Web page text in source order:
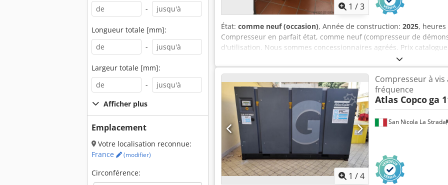
-
Longueur totale [mm]:
-
Largeur totale [mm]:
-
Afficher plus
Emplacement
Votre localisation reconnue:
France
(modifier)
Circonférence:
1 /3
État: comme neuf (occasion), Année de construction: 2025,
Compresseur en parfait état, comme neuf (compresseur de
d'utilisation. Nous sommes concessionnaires agréés. Prix
Aigerf Caractéristiques principales : Pression maximale : 10 bars
litres/minute
1 /4
San Nicola La Strada
Compresseur à
fréquence
Atlas Copcoga